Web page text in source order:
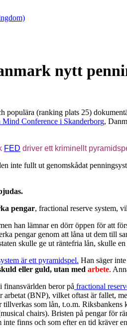
nytt
populära (ranking plats 25)
Mind Conference i Skanderborg,
FED driver ett kriminellt
inte fullt ut genomskådat
pengar, fractional reserve system,
han lämnar en dörr öppen för att
pengar genom att låna ut dem till
skulle ge ut räntefria lån, skulle
är ett pyramidspel. Han säger
eller guld, utan med arbete.
finansvärlden beror på fractional
arbetat (BNP), vilket oftast är fallet,
som lån, t.o.m.
chairs). Bristen på pengar för
inte finns och som efter en tid kräver